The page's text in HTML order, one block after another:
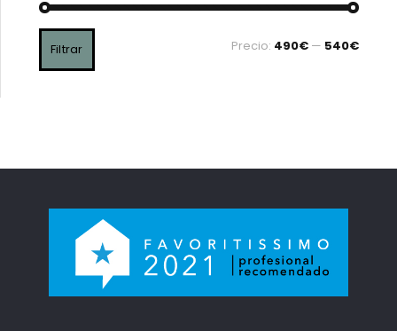
Filtrar Precio: 490€ — 540€